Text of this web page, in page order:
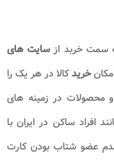
سمت خربد از سایت های
خریدکالا در هر یک را
محصولات در زمینه های
افراد ساکن در ایران با
عضو شتاب بودن کارت